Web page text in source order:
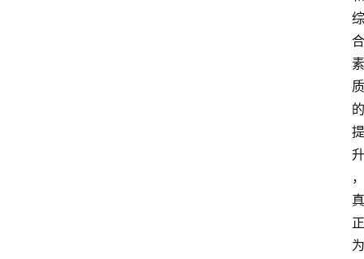
综
合
素
质
的
提
升
，
真
正
为